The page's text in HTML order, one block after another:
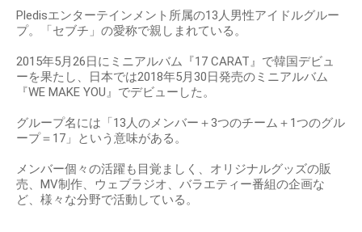
Pledisエンターテインメント所属の13人男性アイドルグルー
プ。「セブチ」の愛称で親しまれている。
2015年5月26日にミニアルバム『17 CARAT』で韓国デビュ
ーを果たし、日本では2018年5月30日発売のミニアルバム
『WE MAKE YOU』でデビューした。
グループ名には「13人のメンバー＋3つのチーム＋1つのグル
ープ＝17」という意味がある。
メンバー個々の活躍も目覚ましく、オリジナルグッズの販
売、MV制作、ウェブラジオ、バラエティー番組の企画な
ど、様々な分野で活動している。